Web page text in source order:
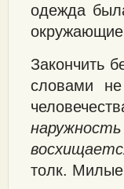
одежда
окружающие
Закончить
словами не
толк.